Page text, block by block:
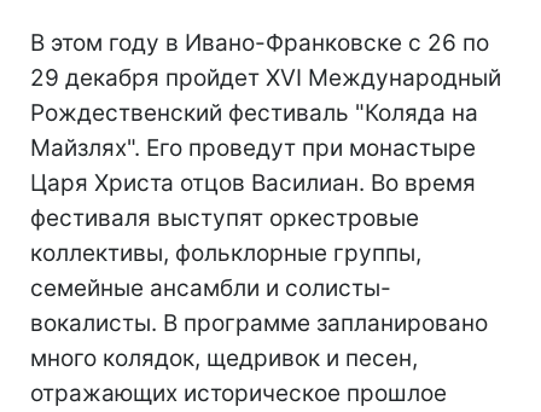
В этом году в Ивано-Франковске с 26 по
29 декабря пройдет XVI Международный
Рождественский фестиваль "Коляда на
Майзлях". Его проведут при монастыре
Царя Христа отцов Василиан. Во время
фестиваля выступят оркестровые
коллективы, фольклорные группы,
семейные ансамбли и солисты-
вокалисты. В программе запланировано
много колядок, щедривок и песен,
отражающих историческое прошлое